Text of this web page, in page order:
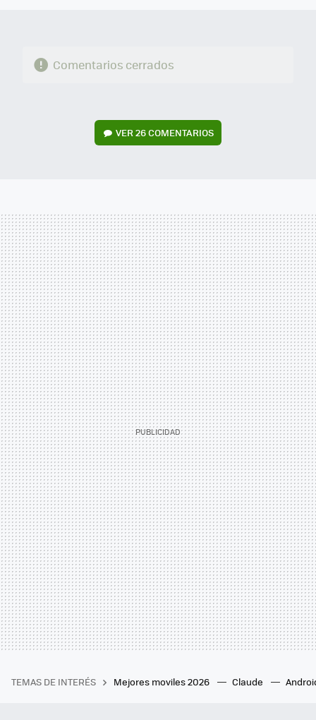
Comentarios cerrados
VER26 COMENTARIOS
TEMAS DE INTERÉS Mejores moviles 2026 Claude